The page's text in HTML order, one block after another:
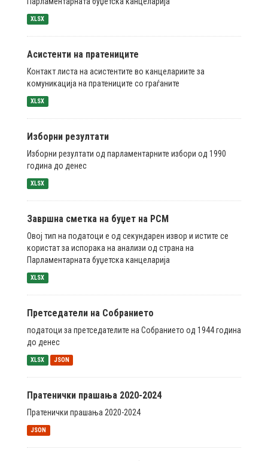
XLSX
Асистенти на пратениците
Контакт листа на асистентите во канцелариите за
комуникација на пратениците со граѓаните
XLSX
Изборни резултати
Изборни резултати од парламентарните избори од 1990
година до денес
XLSX
Завршна сметка на буџет на РСМ
Овој тип на податоци е од секундарен извор и истите се
користат за испорака на анализи од страна на
Парламентарната буџетска канцеларија
XLSX
Претседатели на Собранието
податоци за претседателите на Собранието од 1944 година
до денес
XLSX JSON
Пратенички прашања 2020-2024
Пратенички прашања 2020-2024
JSON